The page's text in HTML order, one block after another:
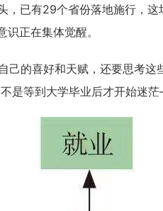
，已有29个省份落地施行，
识正在集体觉醒。
己的喜好和天赋，还要思考
是等到大学毕业后才开始迷